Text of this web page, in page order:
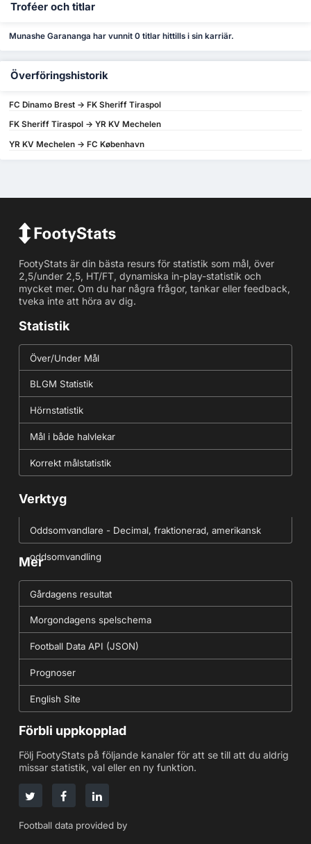
Troféer och titlar
Munashe Garananga har vunnit 0 titlar hittills i sin karriär.
Överföringshistorik
FC Dinamo Brest -> FK Sheriff Tiraspol
FK Sheriff Tiraspol -> YR KV Mechelen
YR KV Mechelen -> FC København
FootyStats är din bästa resurs för statistik som mål, över
2,5/under 2,5, HT/FT, dynamiska in-play-statistik och
mycket mer. Om du har några frågor, tankar eller feedback,
tveka inte att höra av dig.
Statistik
Över/Under Mål
BLGM Statistik
Hörnstatistik
Mål i både halvlekar
Korrekt målstatistik
Verktyg
Oddsomvandlare - Decimal, fraktionerad, amerikansk
oddsomvandling
Mer
Gårdagens resultat
Morgondagens spelschema
Football Data API (JSON)
Prognoser
English Site
Förbli uppkopplad
Följ FootyStats på följande kanaler för att se till att du aldrig
missar statistik, val eller en ny funktion.
Football data provided by